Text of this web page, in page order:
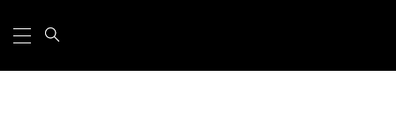
Menu